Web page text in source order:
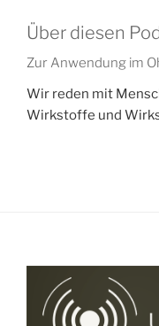
Über diesen
Zur Anwendung im
Wir reden mit
Wirkstoffe und